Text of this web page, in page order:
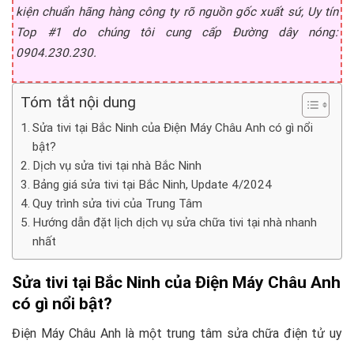
kiện chuẩn hãng hàng công ty rõ nguồn gốc xuất sứ, Uy tín
Top #1 do chúng tôi cung cấp Đường dây nóng:
0904.230.230.
Tóm tắt nội dung
Sửa tivi tại Bắc Ninh của Điện Máy Châu Anh có gì nổi
bật?
Dịch vụ sửa tivi tại nhà Bắc Ninh
Bảng giá sửa tivi tại Bắc Ninh, Update 4/2024
Quy trình sửa tivi của Trung Tâm
Hướng dẫn đặt lịch dịch vụ sửa chữa tivi tại nhà nhanh
nhất
Sửa tivi tại Bắc Ninh của Điện Máy Châu Anh
có gì nổi bật?
Điện Máy Châu Anh là một trung tâm sửa chữa điện tử uy